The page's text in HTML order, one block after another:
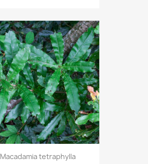
Macadamia tetraphylla